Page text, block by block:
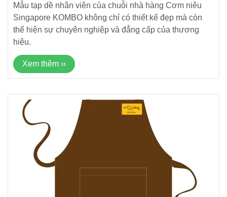
Mẫu tạp dề nhân viên của chuỗi nhà hàng Cơm niêu
Singapore KOMBO không chỉ có thiết kế đẹp mà còn
thể hiện sự chuyên nghiệp và đẳng cấp của thương
hiệu.
Xem thêm ››